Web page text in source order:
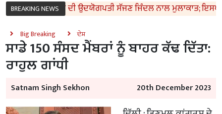
BREAKING NEWS
ਸੰਜੀਵ ਅਰੋੜਾ ਦੀ ਉਦਯੋਗਪਤੀ ਸੱਜਣ ਜਿੰਦਲ ਨਾਲ ਮੁਲਾਕਾਤ; ਇਸਪਾਤ
Big Breaking ਦੇਸ਼
ਸਾਡੇ 150 ਸੰਸਦ ਮੈਂਬਰਾਂ ਨੂੰ ਬਾਹਰ ਕੱਢ ਦਿੱਤਾ:
ਰਾਹੁਲ ਗਾਂਧੀ
Satnam Singh Sekhon 20th December 2023